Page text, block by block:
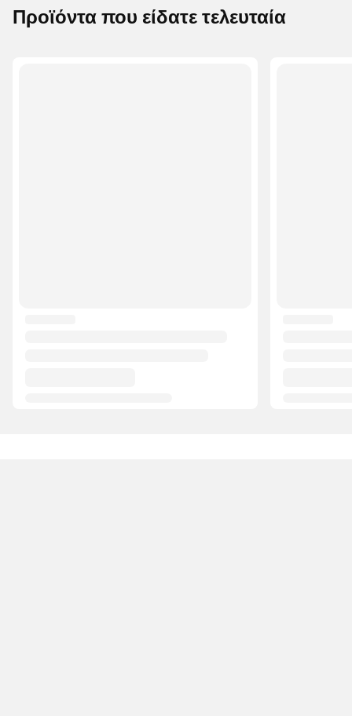
Προϊόντα που είδατε τελευταία